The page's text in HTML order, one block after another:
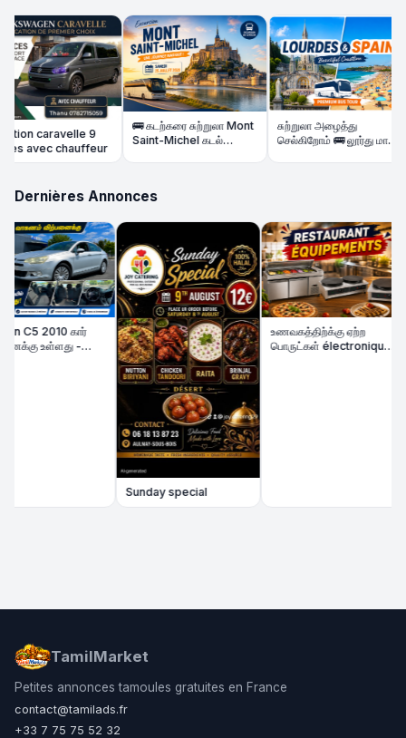
caravelle 9
avec chauffeur
🚌 கடற்கரை சுற்றுலா Mont
Saint-Michel கடல்
சுற்றுலா அழைத்து
செல்கிறோம் 🚌 லூர்து மாதா
Dernières Annonces
C5 2010 கார்
உள்ளது -
Sunday special
உணவகத்திற்க்கு ஏற்ற
பொருட்கள் électronique
விற்பனைக்கு
TamilMarket
Petites annonces tamoules gratuites en France
contact@tamilads.fr
+33 7 75 75 52 32